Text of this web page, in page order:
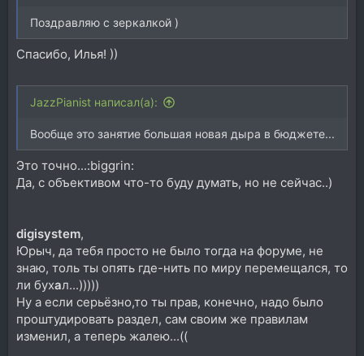
Поздравляю с зеркалкой )
Спасибо, Илья! ))
JazzPianist написал(а):
Вообще это занятие большая новая дыра в бюджете...
Это точно...:biggrin:
Да, с объективом что-то буду думать, но не сейчас..)
digisystem,
Юрыч, да тебя просто не было тогда на форуме, не
знаю, толь ты опять где-нить по миру перемещался, то
ли бухал...)))))
Ну а если серьёзно,то ты прав, конечно, надо было
проштудировать раздел, сам своим же правилам
изменил, а теперь жалею...((